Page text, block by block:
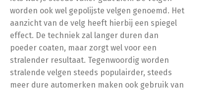
worden ook wel gepolijste velgen genoemd. Het
aanzicht van de velg heeft hierbij een spiegel
effect. De techniek zal langer duren dan
poeder coaten, maar zorgt wel voor een
stralender resultaat. Tegenwoordig worden
stralende velgen steeds populairder, steeds
meer dure automerken maken ook gebruik van